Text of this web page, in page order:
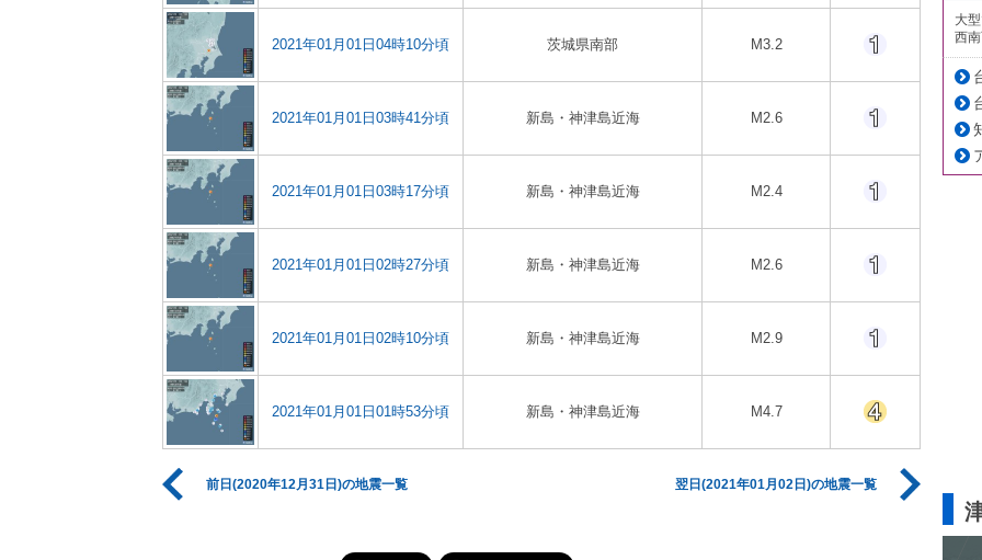
2021年01月01日04時10分頃 茨城県南部 M3.2
2021年01月01日03時41分頃 新島・神津島近海 M2.6
2021年01月01日03時17分頃 新島・神津島近海 M2.4
2021年01月01日02時27分頃 新島・神津島近海 M2.6
2021年01月01日02時10分頃 新島・神津島近海 M2.9
2021年01月01日01時53分頃 新島・神津島近海 M4.7
前日(2020年12月31日)の地震一覧 翌日(2021年01月02日)の地震一覧
大
西